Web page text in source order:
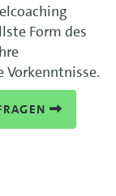
Form des
Vorkenntnisse.